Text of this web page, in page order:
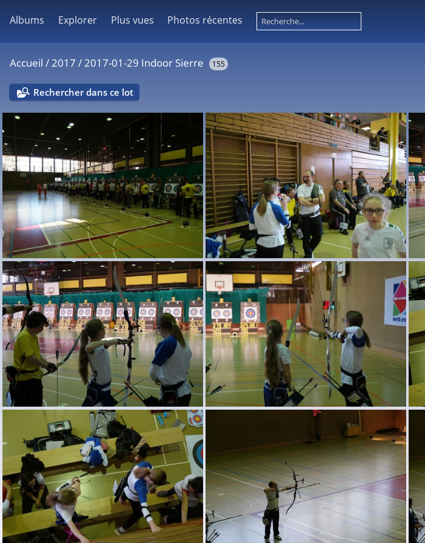
Albums Explorer Plus vues Photos récentes
Accueil /2017 /2017-01-29 Indoor Sierre 155
Rechercher dans ce lot
SAM 4474 SAM 4473
SAM 4470 SAM 4469